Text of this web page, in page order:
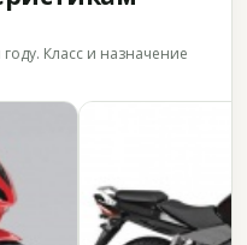
Класс и назначение